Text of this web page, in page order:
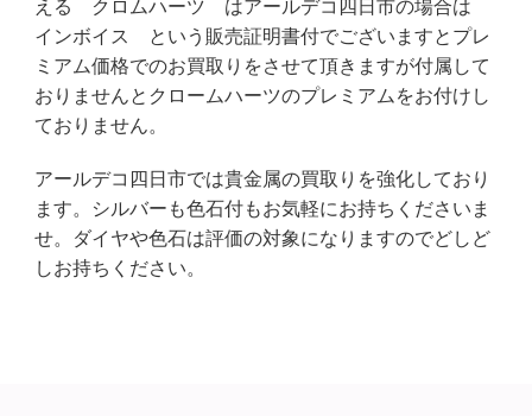
える クロムハーツ はアールデコ四日市の場合は
インボイス という販売証明書付でございますとプレ
ミアム価格でのお買取りをさせて頂きますが付属して
おりませんとクロームハーツのプレミアムをお付けし
ておりません。
アールデコ四日市では貴金属の買取りを強化しており
ます。シルバーも色石付もお気軽にお持ちくださいま
せ。ダイヤや色石は評価の対象になりますのでどしど
しお持ちください。